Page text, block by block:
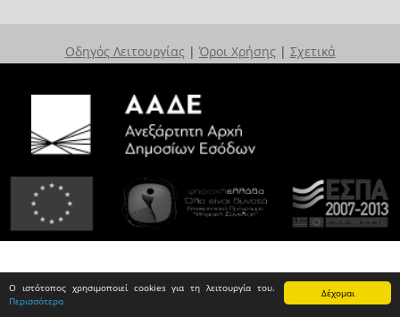
Δέχομαι
Ο ιστότοπος χρησιμοποιεί cookies για τη λειτουργία του.
Περισσότερα
Οδηγός Λειτουργίας | Όροι Χρήσης | Σχετικά